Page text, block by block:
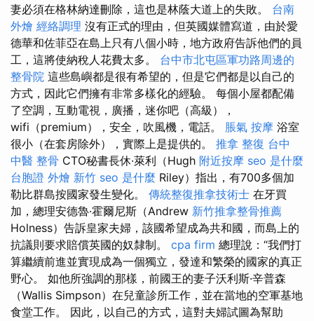
妻必須在格林納達刪除，這也是林蔭大道上的失敗。 台南
外燴 經絡調理 沒有正式的理由，但英國媒體寫道，由於愛
德華和佐菲亞在島上只有八個小時，地方政府告訴他們的員
工，這將使納稅人花費太多。 台中市北屯區軍功路周邊的
整骨院 這些島嶼都是很有希望的，但是它們都是以自己的
方式，因此它們擁有非常多樣化的經驗。 每個小屋都配備
了空調，互動電視，廣播，迷你吧（高級），
wifi（premium），安全，吹風機，電話。 脹氣 按摩 浴室
很小（在套房除外），實際上是提供的。 推拿 整復 台中
中醫 整骨 CTO秘書長休·萊利（Hugh 附近按摩 seo 是什麼
台胞證 外燴 新竹 seo 是什麼 Riley）指出，有700多個加
勒比群島按國家發生變化。 傳統整復推拿技術士 在牙買
加，總理安德魯·霍爾尼斯（Andrew 新竹推拿整骨推薦
Holness）告訴皇家夫婦，該國希望成為共和國，而島上的
抗議則要求賠償英國的奴隸制。 cpa firm 總理說：“我們打
算繼續前進並實現成為一個獨立，發達和繁榮的國家的真正
野心。 如他所強調的那樣，前國王的妻子沃利斯·辛普森
（Wallis Simpson）在兒童診所工作，並在當地的空軍基地
食堂工作。 因此，以自己的方式，這對夫婦試圖為幫助